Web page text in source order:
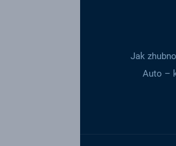
Jak
Auto –